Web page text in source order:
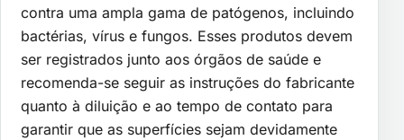
contra uma ampla gama de patógenos, incluindo
bactérias, vírus e fungos. Esses produtos devem
ser registrados junto aos órgãos de saúde e
recomenda-se seguir as instruções do fabricante
quanto à diluição e ao tempo de contato para
garantir que as superfícies sejam devidamente